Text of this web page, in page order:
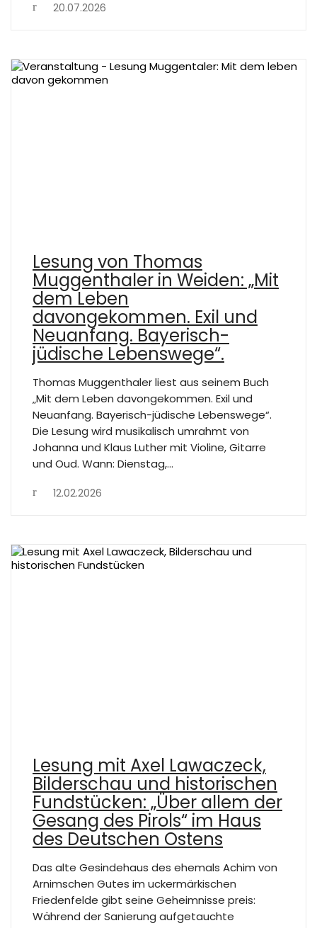
20.07.2026
Lesung von Thomas
Muggenthaler in Weiden: „Mit
dem Leben
davongekommen. Exil und
Neuanfang. Bayerisch-
jüdische Lebenswege“.
Thomas Muggenthaler liest aus seinem Buch
„Mit dem Leben davongekommen. Exil und
Neuanfang. Bayerisch-jüdische Lebenswege“.
Die Lesung wird musikalisch umrahmt von
Johanna und Klaus Luther mit Violine, Gitarre
und Oud. Wann: Dienstag,…
12.02.2026
Lesung mit Axel Lawaczeck,
Bilderschau und historischen
Fundstücken: „Über allem der
Gesang des Pirols“ im Haus
des Deutschen Ostens
Das alte Gesindehaus des ehemals Achim von
Arnimschen Gutes im uckermärkischen
Friedenfelde gibt seine Geheimnisse preis:
Während der Sanierung aufgetauchte